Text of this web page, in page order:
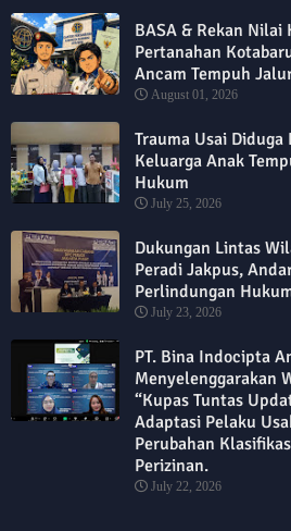
BASA & Rekan
Pertanahan
Ancam Tempuh
August 01, 2026
Trauma Usai
Keluarga Anak
Hukum
July 25, 2026
Dukungan Lintas
Peradi Jakpus,
Perlindungan
July 23, 2026
PT. Bina Indocipta
Menyelenggarakan
“Kupas Tuntas
Adaptasi Pelaku
Perubahan
Perizinan.
July 22, 2026